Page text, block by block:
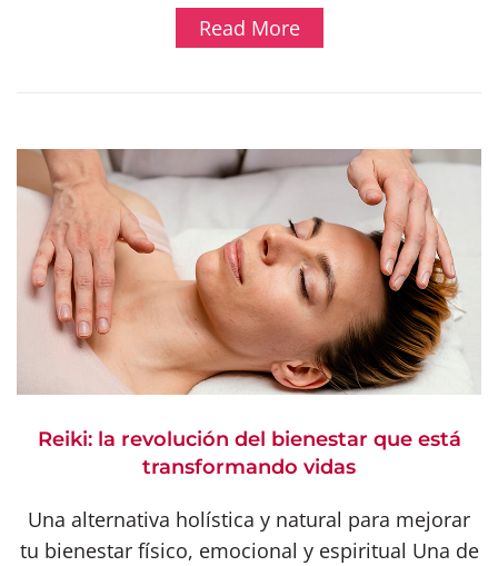
Read More
Reiki: la revolución del bienestar que está
transformando vidas
Una alternativa holística y natural para mejorar
tu bienestar físico, emocional y espiritual Una de